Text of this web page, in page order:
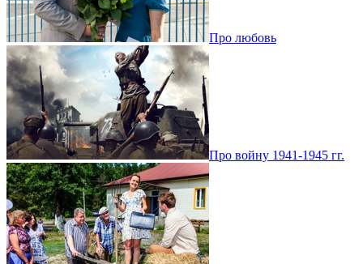
Про любовь
Про войну 1941-1945 гг.